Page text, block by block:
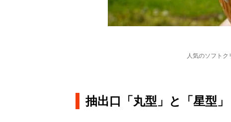
人気のソフト
抽出口「丸型」と「星型」